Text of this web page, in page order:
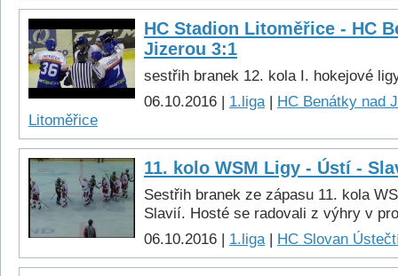
HC Stadion Litoměřice - HC
Jizerou 3:1
sestřih branek 12. kola I. hokejové
06.10.2016 | 1.liga| HC Benátky nad
Litoměřice
11. kolo WSM Ligy - Ústí -
Sestřih branek ze zápasu 11. kola
Slavií. Hosté se radovali z výhry v
06.10.2016 | 1.liga| HC Slovan